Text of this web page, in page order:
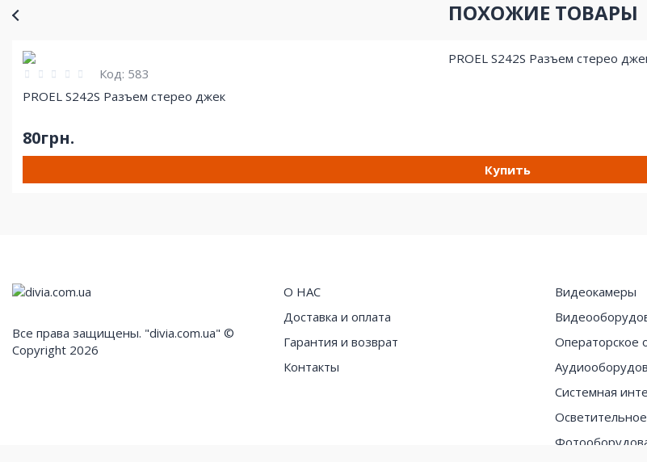
ПОХОЖИЕ ТОВАРЫ
Код: 583
PROEL S242S Разъем стерео джек
80грн.
Купить
Все права защищены. "divia.com.ua" ©
Copyright 2026
О НАС
Доставка и оплата
Гарантия и возврат
Контакты
Видеокамеры
Операторское
Системная